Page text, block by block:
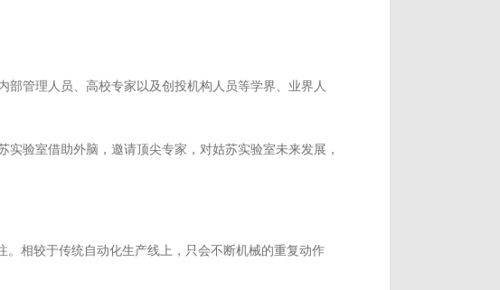
管理人员、高校专家以及创投机构人员等学界、业界人
验室借助外脑，邀请顶尖专家，对姑苏实验室未来发展，
相较于传统自动化生产线上，只会不断机械的重复动作